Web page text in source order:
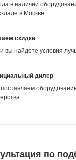
в наличии
в Москве
скидки
вы найдете условия
дилер
по